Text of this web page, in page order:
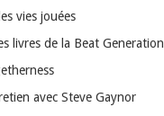
vies jouées
livres de la Beat Generation
avec Steve Gaynor